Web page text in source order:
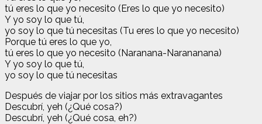
tú eres lo que yo necesito (Eres lo que yo necesito)
Y yo soy lo que tú,
yo soy lo que tú necesitas (Tu eres lo que yo necesito)
Porque tú eres lo que yo,
tú eres lo que yo necesito (Naranana-Narananana)
Y yo soy lo que tú,
yo soy lo que tú necesitas
Después de viajar por los sitios más extravagantes
Descubrí, yeh (¿Qué cosa?)
Descubrí, yeh (¿Qué cosa, eh?)